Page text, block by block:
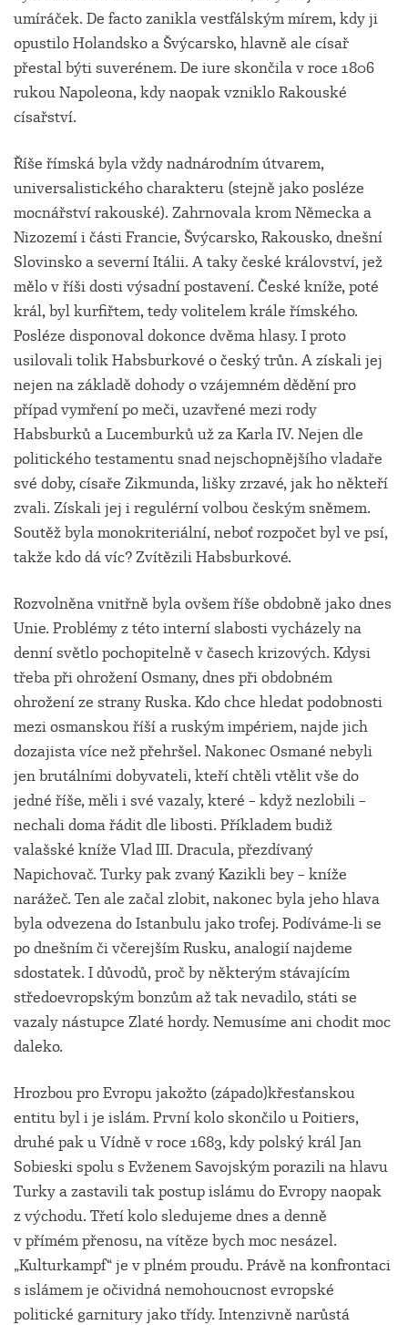
umíráček. De facto zanikla vestfálským mírem, kdy ji
opustilo Holandsko a Švýcarsko, hlavně ale císař
přestal býti suverénem. De iure skončila v roce 1806
rukou Napoleona, kdy naopak vzniklo Rakouské
císařství.
Říše římská byla vždy nadnárodním útvarem,
universalistického charakteru (stejně jako posléze
mocnářství rakouské). Zahrnovala krom Německa a
Nizozemí i části Francie, Švýcarsko, Rakousko, dnešní
Slovinsko a severní Itálii. A taky české království, jež
mělo v říši dosti výsadní postavení. České kníže, poté
král, byl kurfiřtem, tedy volitelem krále římského.
Posléze disponoval dokonce dvěma hlasy. I proto
usilovali tolik Habsburkové o český trůn. A získali jej
nejen na základě dohody o vzájemném dědění pro
případ vymření po meči, uzavřené mezi rody
Habsburků a Lucemburků už za Karla IV. Nejen dle
politického testamentu snad nejschopnějšího vladaře
své doby, císaře Zikmunda, lišky zrzavé, jak ho někteří
zvali. Získali jej i regulérní volbou českým sněmem.
Soutěž byla monokriteriální, neboť rozpočet byl ve psí,
takže kdo dá víc? Zvítězili Habsburkové.
Rozvolněna vnitřně byla ovšem říše obdobně jako dnes
Unie. Problémy z této interní slabosti vycházely na
denní světlo pochopitelně v časech krizových. Kdysi
třeba při ohrožení Osmany, dnes při obdobném
ohrožení ze strany Ruska. Kdo chce hledat podobnosti
mezi osmanskou říší a ruským impériem, najde jich
dozajista více než přehršel. Nakonec Osmané nebyli
jen brutálními dobyvateli, kteří chtěli vtělit vše do
jedné říše, měli i své vazaly, které – když nezlobili –
nechali doma řádit dle libosti. Příkladem budiž
valašské kníže Vlad III. Dracula, přezdívaný
Napichovač. Turky pak zvaný Kazikli bey – kníže
narážeč. Ten ale začal zlobit, nakonec byla jeho hlava
byla odvezena do Istanbulu jako trofej. Podíváme-li se
po dnešním či včerejším Rusku, analogií najdeme
sdostatek. I důvodů, proč by některým stávajícím
středoevropským bonzům až tak nevadilo, státi se
vazaly nástupce Zlaté hordy. Nemusíme ani chodit moc
daleko.
Hrozbou pro Evropu jakožto (západo)křesťanskou
entitu byl i je islám. První kolo skončilo u Poitiers,
druhé pak u Vídně v roce 1683, kdy polský král Jan
Sobieski spolu s Evženem Savojským porazili na hlavu
Turky a zastavili tak postup islámu do Evropy naopak
z východu. Třetí kolo sledujeme dnes a denně
v přímém přenosu, na vítěze bych moc nesázel.
„Kulturkampf“ je v plném proudu. Právě na konfrontaci
s islámem je očividná nemohoucnost evropské
politické garnitury jako třídy. Intenzivně narůstá